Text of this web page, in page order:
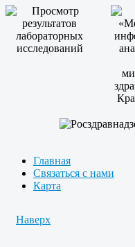
Главная
Связаться с нами
Карта
Наверх